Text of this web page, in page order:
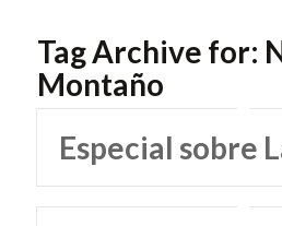
Tag Archive for:
Montaño
Especial sobre